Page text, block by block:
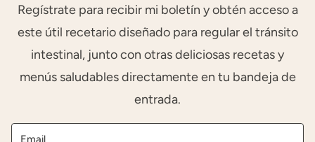
Regístrate para recibir mi boletín y obtén acceso a
este útil recetario diseñado para regular el tránsito
intestinal, junto con otras deliciosas recetas y
menús saludables directamente en tu bandeja de
entrada.